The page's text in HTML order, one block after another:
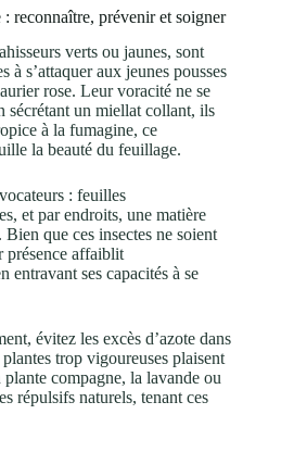
reconnaître, prévenir et soigner
verts ou jaunes, sont
à s’attaquer aux jeunes pousses
rose. Leur voracité ne se
sécrétant un miellat collant, ils
à la fumagine, ce
la beauté du feuillage.
: feuilles
et par endroits, une matière
que ces insectes ne soient
présence affaiblit
entravant ses capacités à se
évitez les excès d’azote dans
trop vigoureuses plaisent
compagne, la lavande ou
répulsifs naturels, tenant ces